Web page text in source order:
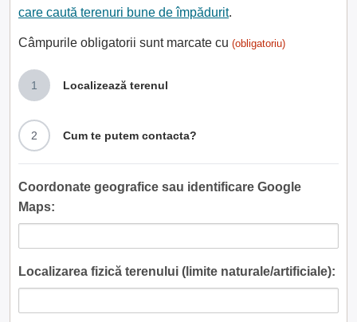
care caută terenuri bune de împădurit.
Câmpurile obligatorii sunt marcate cu (obligatoriu)
1 Localizează terenul
2 Cum te putem contacta?
Coordonate geografice sau identificare Google
Maps:
Localizarea fizică terenului (limite naturale/artificiale):